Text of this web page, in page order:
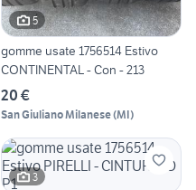
5
gomme usate 1756514 Estivo
CONTINENTAL - Con - 213
20 €
San Giuliano Milanese(MI)
3